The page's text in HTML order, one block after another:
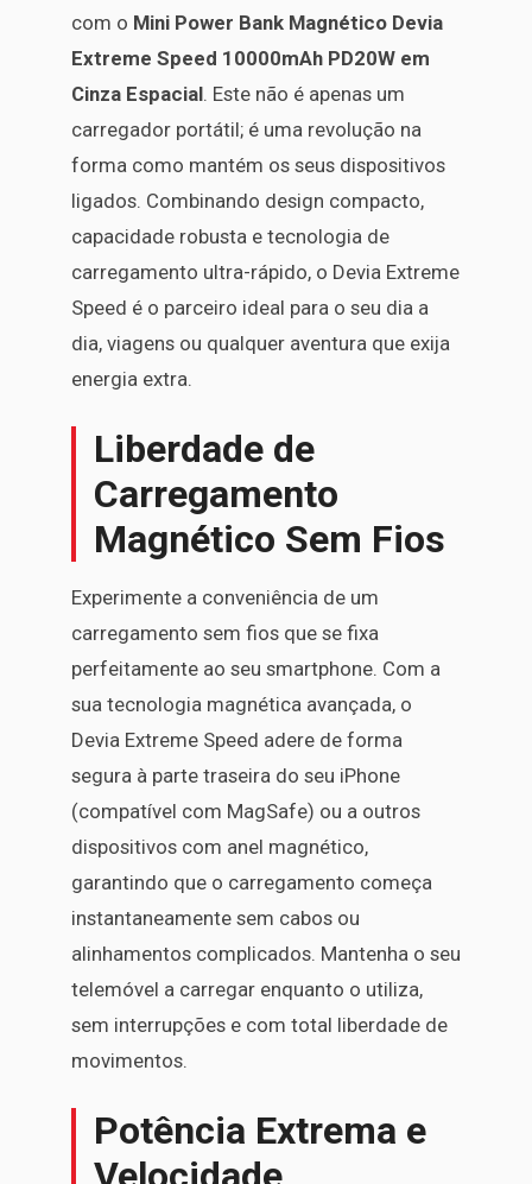
com o Mini Power Bank Magnético Devia
Extreme Speed 10000mAh PD20W em
Cinza Espacial. Este não é apenas um
carregador portátil; é uma revolução na
forma como mantém os seus dispositivos
ligados. Combinando design compacto,
capacidade robusta e tecnologia de
carregamento ultra-rápido, o Devia Extreme
Speed é o parceiro ideal para o seu dia a
dia, viagens ou qualquer aventura que exija
energia extra.
Liberdade de
Carregamento
Magnético Sem Fios
Experimente a conveniência de um
carregamento sem fios que se fixa
perfeitamente ao seu smartphone. Com a
sua tecnologia magnética avançada, o
Devia Extreme Speed adere de forma
segura à parte traseira do seu iPhone
(compatível com MagSafe) ou a outros
dispositivos com anel magnético,
garantindo que o carregamento começa
instantaneamente sem cabos ou
alinhamentos complicados. Mantenha o seu
telemóvel a carregar enquanto o utiliza,
sem interrupções e com total liberdade de
movimentos.
Potência Extrema e